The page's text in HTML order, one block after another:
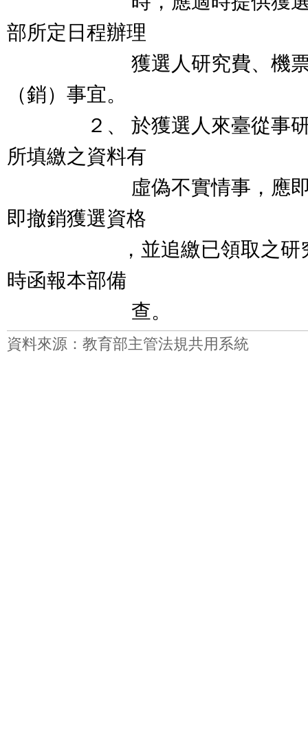
部所定日程辦理
獲選人研究費、機票款
（銷）事宜。
２、 於獲選人來臺從事研
所填繳之資料有
虛偽不實情事，應即停
即撤銷獲選資格
，並追繳已領取之研究費
時函報本部備
查。
資料來源：教育部主管法規共用系統